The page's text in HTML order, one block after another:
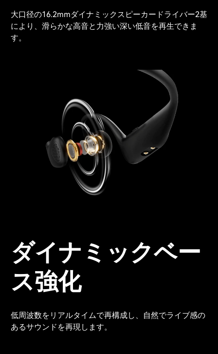
大口径の16.2mmダイナミックスピーカードライバー2基
により、滑らかな高音と力強い深い低音を再生できま
す。
ダイナミックベー
ス強化
低周波数をリアルタイムで再構成し、自然でライブ感の
あるサウンドを再現します。